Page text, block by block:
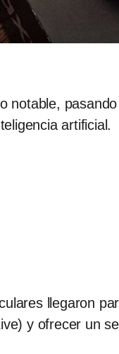
pasando
artificial.
llegaron
y ofrecer un